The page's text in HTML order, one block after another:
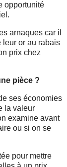
opportunité
arnaques car il
leur or au rabais
prix chez
pièce ?
ses économies
la valeur
examine avant
ou si on se
pour mettre